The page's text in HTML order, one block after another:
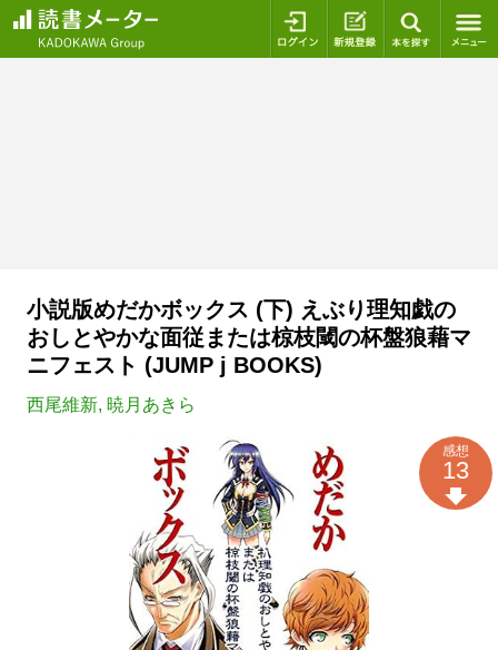
ログイン 新規登録
小説版めだかボックス (下) えぶり理知戯の
おしとやかな面従または椋枝閾の杯盤狼藉マ
ニフェスト (JUMP j BOOKS)
西尾維新, 暁月あきら
感想
13